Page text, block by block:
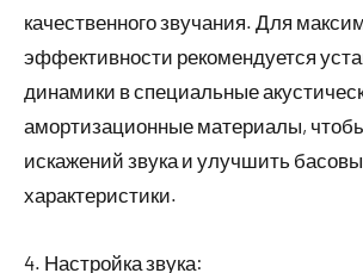
качественного звучания. Для
эффективности рекомендуется
динамики в специальные
амортизационные материалы,
искажений звука и улучшить
характеристики.
4. Настройка звука: